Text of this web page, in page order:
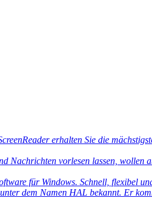
erhalten Sie die
Nachrichten vorlesen lassen,
für Windows. Schnell, flexibel
dem Namen HAL bekannt. Er